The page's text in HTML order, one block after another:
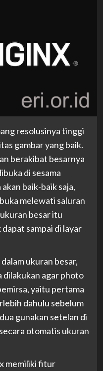
resolusinya tinggi
gambar yang baik.
berakibat besarnya
di sesama
baik-baik saja,
melewati saluran
besar itu
sampai di layar
ukuran besar,
dilakukan agar photo
yaitu pertama
dahulu sebelum
gunakan setelan di
otomatis ukuran
memiliki fitur